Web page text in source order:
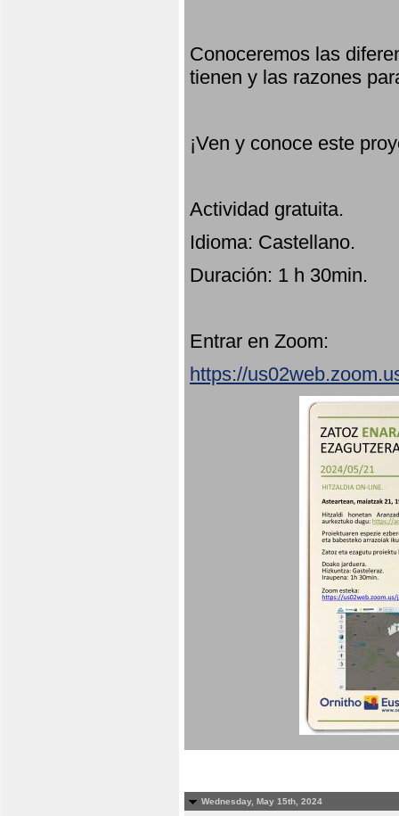
Conoceremos las
tienen y las razones
¡Ven y conoce este
Actividad gratuita.
Idioma: Castellano.
Duración: 1 h 30min.
Entrar en Zoom:
https://
Wednesday, May 15th, 2024